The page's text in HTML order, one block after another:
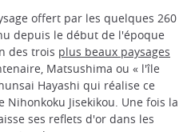
offert par les quelques 260
depuis le début de l'époque
des trois plus beaux paysages
Matsushima ou « l'île
Hayashi qui réalise ce
Nihonkoku Jisekikou. Une fois la
ses reflets d'or dans les